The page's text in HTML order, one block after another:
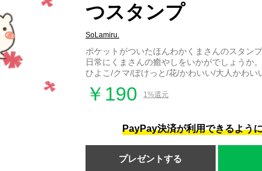
つスタンプ
SoLamiru.
ポケットがついたほんわかくまさんのスタンプ
日常にくまさんの癒やしをいかがでしょうか。
ひよこ/クマ/ぽけっと/花/かわいい/大人かわい
￥190 1%還元
PayPay決済が利用できるよう
プレゼントする